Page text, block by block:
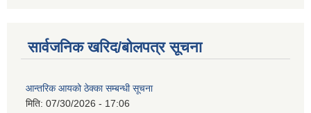
सार्वजनिक खरिद/बोलपत्र सूचना
आन्तरिक आयको ठेक्का सम्बन्धी सूचना
मिति: 07/30/2026 - 17:06